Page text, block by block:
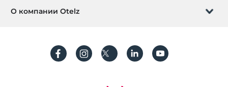
Часто задаваемые вопросы
Зарегистрироваться
Добавьте ваш отель
О компании Otelz